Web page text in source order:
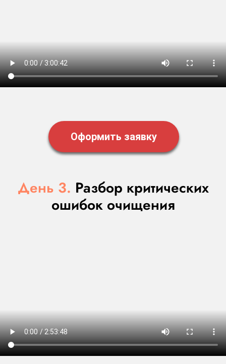
Оформить заявку
День 3. Разбор критических
ошибок очищения
Успейте оформить заявку,
цена будет повышаться!
диет. БЕЗ голода. БЕЗ срывов и
возврата кг.